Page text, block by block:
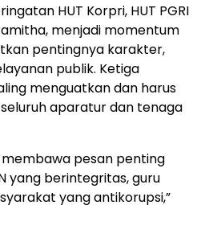
HUT Korpri, HUT PGRI
menjadi momentum
pentingnya karakter,
publik. Ketiga
menguatkan dan harus
aparatur dan tenaga
pesan penting
yang berintegritas, guru
yang antikorupsi,”